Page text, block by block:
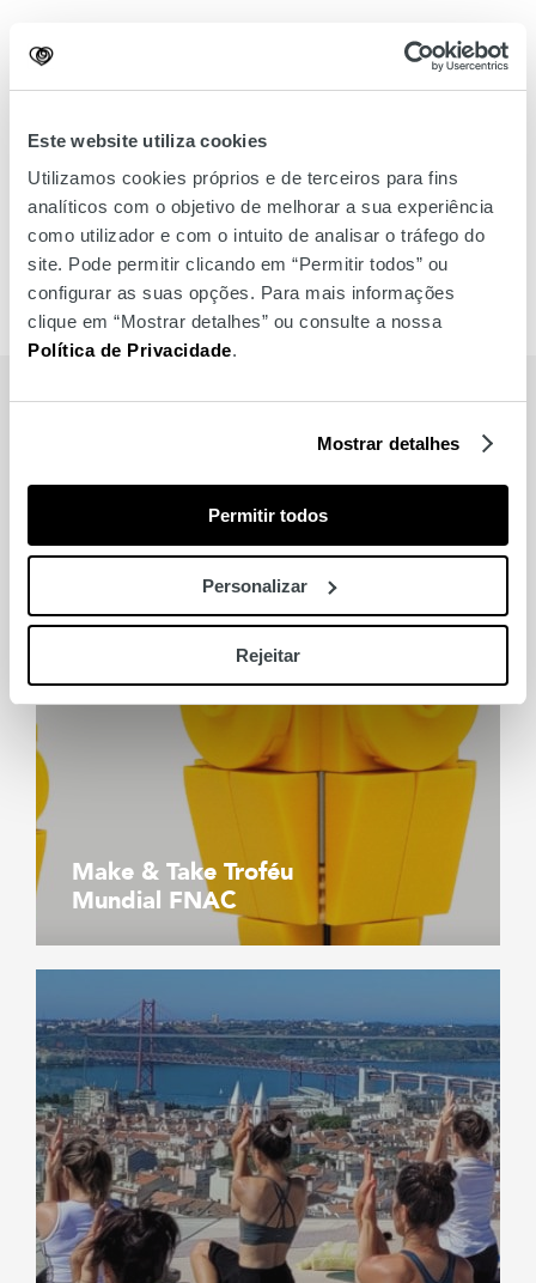
Este website utiliza cookies
Utilizamos cookies próprios e de terceiros para fins
analíticos com o objetivo de melhorar a sua experiência
como utilizador e com o intuito de analisar o tráfego do
site. Pode permitir clicando em “Permitir todos” ou
configurar as suas opções. Para mais informações
clique em “Mostrar detalhes” ou consulte a nossa
Política de Privacidade.
Mostrar detalhes
Permitir todos
Personalizar
Rejeitar
Relacionados
Make & Take Troféu
Mundial FNAC